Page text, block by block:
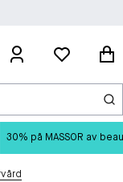
30% på MASSOR av